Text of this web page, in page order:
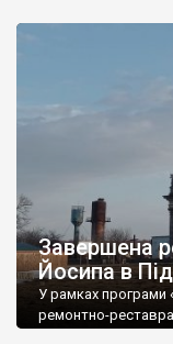
Завершена
Йосипа в
У рамках програми
ремонтно-